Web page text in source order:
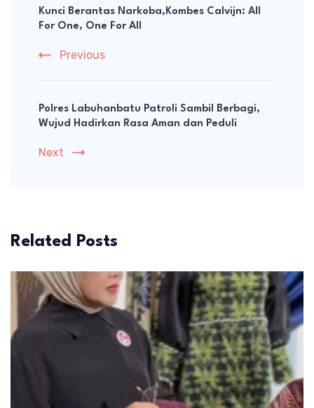
Navigation
Kunci Berantas Narkoba,Kombes Calvijn: All
For One, One For All
Previous
Polres Labuhanbatu Patroli Sambil Berbagi,
Wujud Hadirkan Rasa Aman dan Peduli
Next
Related Posts